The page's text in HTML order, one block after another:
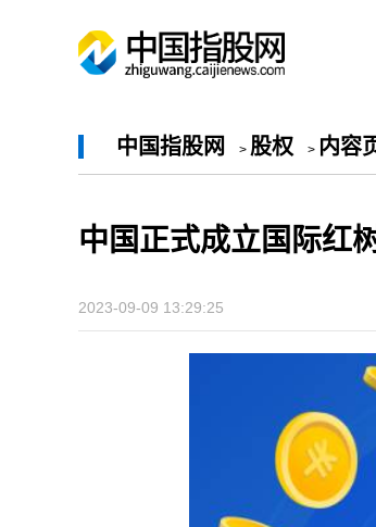
中国指股网 > 股权 > 内容
中国正式成立国际红
2023-09-09 13:29:25